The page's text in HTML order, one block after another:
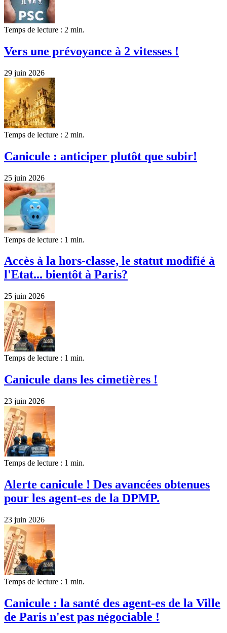
Temps de lecture : 2 min.
Vers une prévoyance à 2 vitesses !
29 juin 2026
Temps de lecture : 2 min.
Canicule : anticiper plutôt que subir!
25 juin 2026
Temps de lecture : 1 min.
Accès à la hors-classe, le statut modifié à
l'Etat... bientôt à Paris?
25 juin 2026
Temps de lecture : 1 min.
Canicule dans les cimetières !
23 juin 2026
Temps de lecture : 1 min.
Alerte canicule ! Des avancées obtenues
pour les agent-es de la DPMP.
23 juin 2026
Temps de lecture : 1 min.
Canicule : la santé des agent-es de la Ville
de Paris n'est pas négociable !